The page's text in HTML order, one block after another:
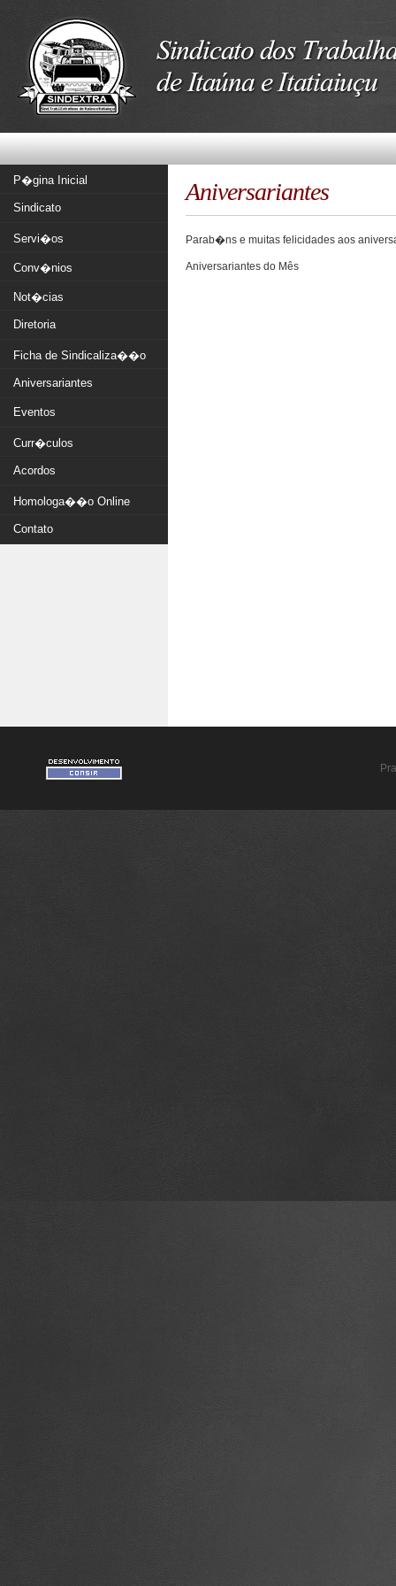
P�gina Inicial
Sindicato
Servi�os
Conv�nios
Not�cias
Diretoria
Ficha de Sindicaliza��o
Aniversariantes
Eventos
Curr�culos
Acordos
Homologa��o Online
Contato
Aniversariantes
Parab�ns e muitas felicidades aos
Aniversariantes do Mês